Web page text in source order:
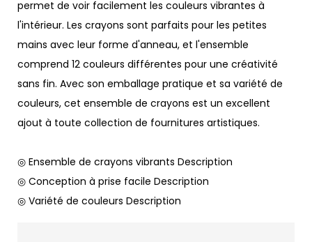
permet de voir facilement les couleurs vibrantes à
l'intérieur. Les crayons sont parfaits pour les petites
mains avec leur forme d'anneau, et l'ensemble
comprend 12 couleurs différentes pour une créativité
sans fin. Avec son emballage pratique et sa variété de
couleurs, cet ensemble de crayons est un excellent
ajout à toute collection de fournitures artistiques.
◎ Ensemble de crayons vibrants Description
◎ Conception à prise facile Description
◎ Variété de couleurs Description